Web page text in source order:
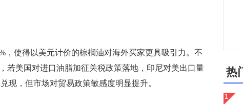
使得以美元计价的棕榈油对海外买家更具吸引力。不
若美国对进口油脂加征关税政策落地，印尼对美出口量
现，但市场对贸易政策敏感度明显提升。
热